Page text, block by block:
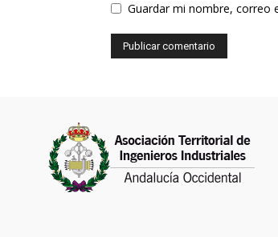
Guardar mi nombre, correo